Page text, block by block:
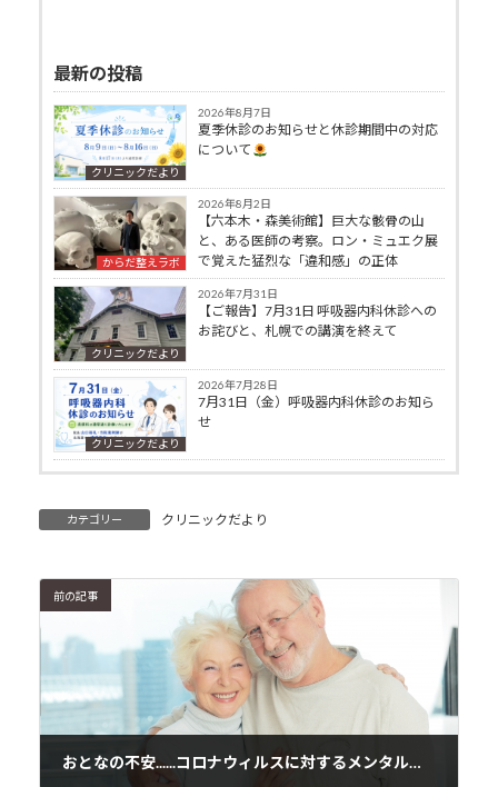
最新の投稿
クリニックだより
2026年8月7日
夏季休診のお知らせと休診期間中の対応
について
からだ整えラボ
2026年8月2日
【六本木・森美術館】巨大な骸骨の山
と、ある医師の考察。ロン・ミュエク展
で覚えた猛烈な「違和感」の正体
クリニックだより
2026年7月31日
【ご報告】7月31日 呼吸器内科休診への
お詫びと、札幌での講演を終えて
クリニックだより
2026年7月28日
7月31日（金）呼吸器内科休診のお知ら
せ
カテゴリー クリニックだより
前の記事
おとなの不安......コロナウィルスに対するメンタルヘルス対策